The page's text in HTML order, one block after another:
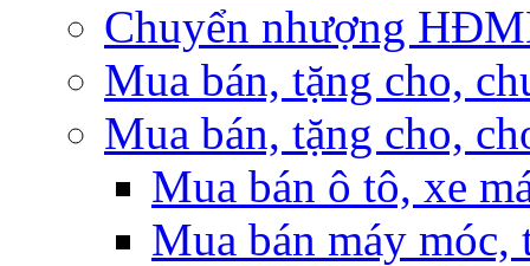
Chuyển nhượng
Mua bán, tặng cho,
Mua bán, tặng cho,
Mua bán ô tô, xe
Mua bán máy móc,